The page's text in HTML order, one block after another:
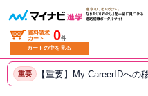
資料請求
カート
0件
カートの中を見る
重要 【重要】My CareerIDへの